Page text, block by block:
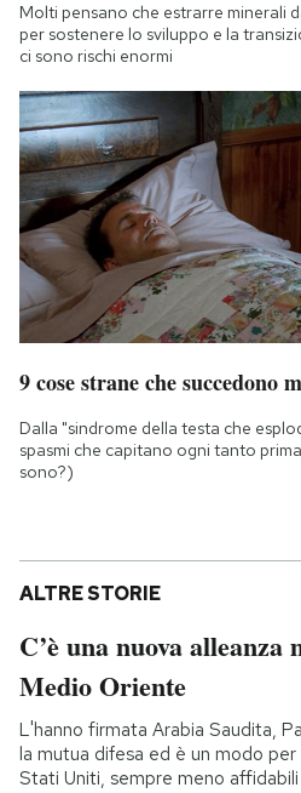
Molti pensano che estrarre minerali
per sostenere lo sviluppo e la
ci sono rischi enormi
9 cose strane che succedono
Dalla "sindrome della testa che
spasmi che capitano ogni tanto
sono?)
ALTRE STORIE
C’è una nuova
Medio Oriente
L'hanno firmata Arabia Saudita,
la mutua difesa ed è un modo
Stati Uniti, sempre meno affidabili